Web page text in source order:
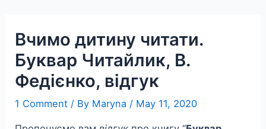
content
Вчимо дитину читати.
Буквар Читайлик, В.
Федієнко, відгук
1 Comment / By Maryna / May 11, 2020